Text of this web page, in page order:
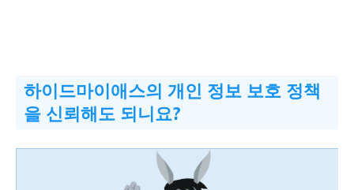
하이드마이애스의 개인 정보 보호 정책
을 신뢰해도 되니요?